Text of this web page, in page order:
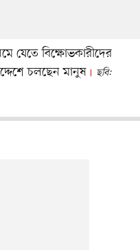
যেতে বিক্ষোভকারীদের
চলছেন মানুষ
ছবি: